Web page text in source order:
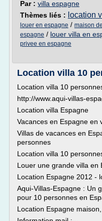
Par : villa espagne
Thèmes liés : location
louer en espagne / maison
espagne / louer villa en
privee en espagne
Location villa 10
Location villa 10
http://www.aqui-villas-
Location villa Espagne
Vacances en Espagne en
Villas de vacances en
personnes
Location villa 10
Louer une grande villa en
Location Espagne 2012 -
Aqui-Villas-Espagne : Un
pour 10 personnes en
Location Espagne maison,